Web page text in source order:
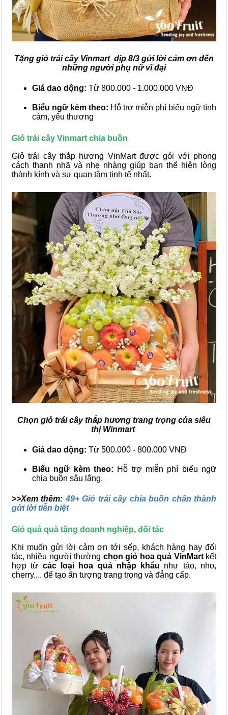
Tặng giỏ trái cây Vinmart dịp 8/3 gửi lời cảm ơn đến
những người phụ nữ vĩ đại
Giá dao dộng: Từ 800.000 - 1.000.000 VNĐ
Biểu ngữ kèm theo: Hỗ trợ miễn phí biểu ngữ tình
cảm, yêu thương
Giỏ trái cây Vinmart chia buồn
Giỏ trái cây thắp hương VinMart được gói với phong
cách thanh nhã và nhẹ nhàng giúp bạn thể hiện lòng
thành kính và sự quan tâm tinh tế nhất.
Chọn giỏ trái cây thắp hương trang trọng của siêu
thị Winmart
Giá dao dộng: Từ 500.000 - 800.000 VNĐ
Biểu ngữ kèm theo: Hỗ trợ miễn phí biểu ngữ
chia buồn sâu lắng.
>>Xem thêm:49+ Giỏ trái cây chia buồn chân thành
gửi lời tiễn biệt
Giỏ quả quà tặng doanh nghiệp, đối tác
Khi muốn gửi lời cảm ơn tới sếp, khách hàng hay đối
tác, nhiều người thường chọn giỏ hoa quả VinMartkết
hợp từ các loại hoa quả nhập khẩu như táo, nho,
cherry,... để tạo ấn tượng trang trọng và đẳng cấp.